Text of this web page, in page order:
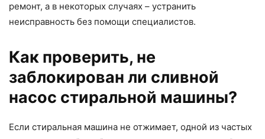
ремонт, а в некоторых случаях – устранить
неисправность без помощи специалистов.
Как проверить, не
заблокирован ли сливной
насос стиральной машины?
Если стиральная машина не отжимает, одной из частых